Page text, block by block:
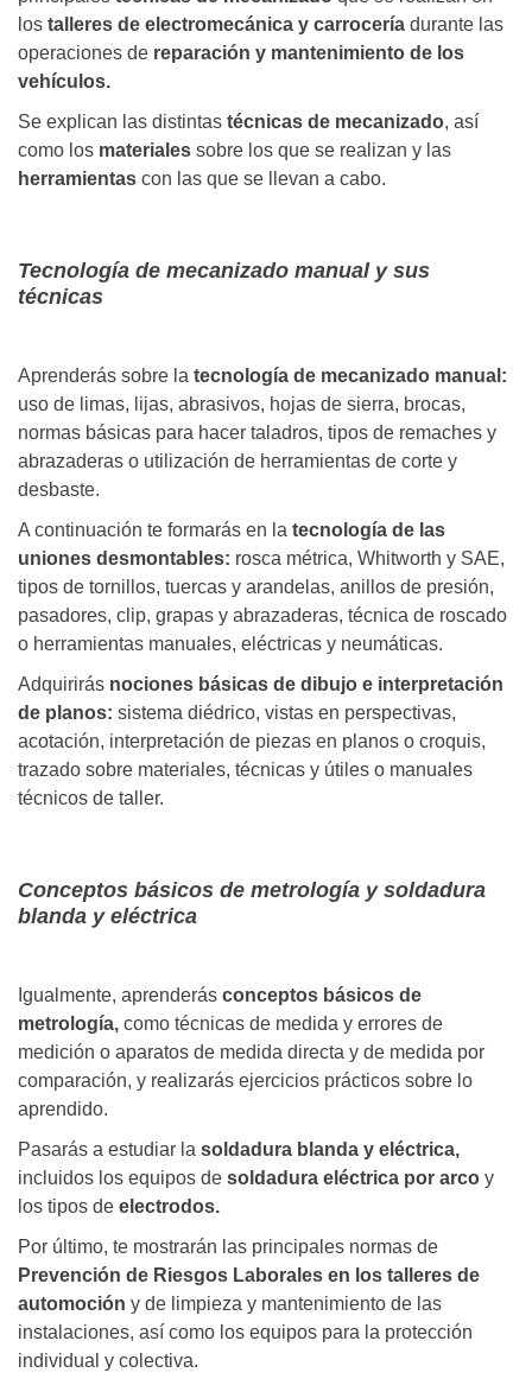
los talleres de electromecánica y carrocería durante las
operaciones de reparación y mantenimiento de los
vehículos.
Se explican las distintas técnicas de mecanizado, así
como los materiales sobre los que se realizan y las
herramientas con las que se llevan a cabo.
Tecnología de mecanizado manual y sus
técnicas
Aprenderás sobre la tecnología de mecanizado manual:
uso de limas, lijas, abrasivos, hojas de sierra, brocas,
normas básicas para hacer taladros, tipos de remaches y
abrazaderas o utilización de herramientas de corte y
desbaste.
A continuación te formarás en la tecnología de las
uniones desmontables: rosca métrica, Whitworth y SAE,
tipos de tornillos, tuercas y arandelas, anillos de presión,
pasadores, clip, grapas y abrazaderas, técnica de roscado
o herramientas manuales, eléctricas y neumáticas.
Adquirirás nociones básicas de dibujo e interpretación
de planos: sistema diédrico, vistas en perspectivas,
acotación, interpretación de piezas en planos o croquis,
trazado sobre materiales, técnicas y útiles o manuales
técnicos de taller.
Conceptos básicos de metrología y soldadura
blanda y eléctrica
Igualmente, aprenderás conceptos básicos de
metrología, como técnicas de medida y errores de
medición o aparatos de medida directa y de medida por
comparación, y realizarás ejercicios prácticos sobre lo
aprendido.
Pasarás a estudiar la soldadura blanda y eléctrica,
incluidos los equipos de soldadura eléctrica por arco y
los tipos de electrodos.
Por último, te mostrarán las principales normas de
Prevención de Riesgos Laborales en los talleres de
automoción y de limpieza y mantenimiento de las
instalaciones, así como los equipos para la protección
individual y colectiva.